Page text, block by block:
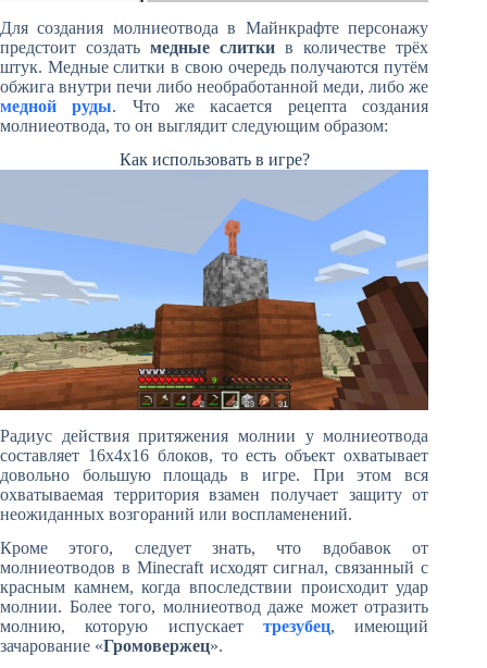
Для создания молниеотвода в Майнкрафте персонажу
предстоит создатьмедные слитки в количестве трёх
штук. Медные слитки в свою очередь получаются путём
обжига внутри печи либо необработанной меди, либо же
медной руды. Что же касается рецепта создания
молниеотвода, то он выглядит следующим образом:
Как использовать в игре?
Радиус действия притяжения молнии у молниеотвода
составляет 16х4х16 блоков, то есть объект охватывает
довольно большую площадь в игре. При этом вся
охватываемая территория взамен получает защиту от
неожиданных возгораний или воспламенений.
Кроме этого, следует знать, что вдобавок от
молниеотводов в Minecraft исходят сигнал, связанный с
красным камнем, когда впоследствии происходит удар
молнии. Более того, молниеотвод даже может отразить
молнию, которую испускает трезубец, имеющий
зачарование «Громовержец».